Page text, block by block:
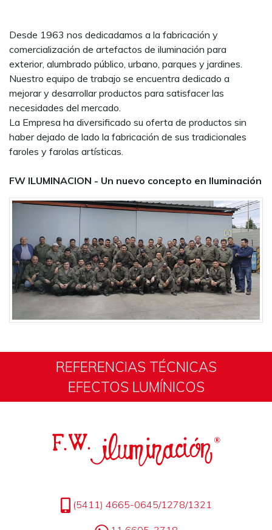
Desde 1963 nos dedicadamos a la fabricación y
comercialización de artefactos de iluminación para
exterior, alumbrado público, urbano, parques y jardines.
Nuestro equipo de trabajo se encuentra dedicado a
mejorar y desarrollar productos para satisfacer las
necesidades del mercado.
La Empresa ha diversificado su oferta de productos sin
haber dejado de lado la fabricación de sus tradicionales
faroles y farolas artísticas.
FW ILUMINACION - Un nuevo concepto en Iluminación
REFERENCIAS TÉCNICAS
EFECTOS LUMÍNICOS
(5411) 4665-0645/1278/1321